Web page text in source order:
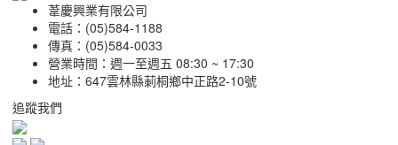
葦慶興業有限公司
電話：(05)584-1188
傳真：(05)584-0033
營業時間：週一至週五 08:30 ~ 17:30
地址：647雲林縣莿桐鄉中正路2-10號
追蹤我們